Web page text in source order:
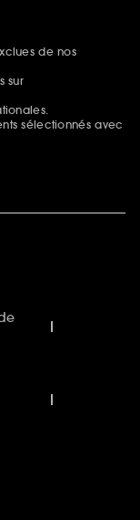
de nos
sur
sélectionnés avec